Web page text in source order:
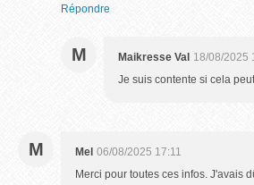
Répondre
M Maikresse Val 18/08/2025
Je suis contente si cela
M Mel 06/08/2025 17:11
Merci pour toutes ces infos. J'avais